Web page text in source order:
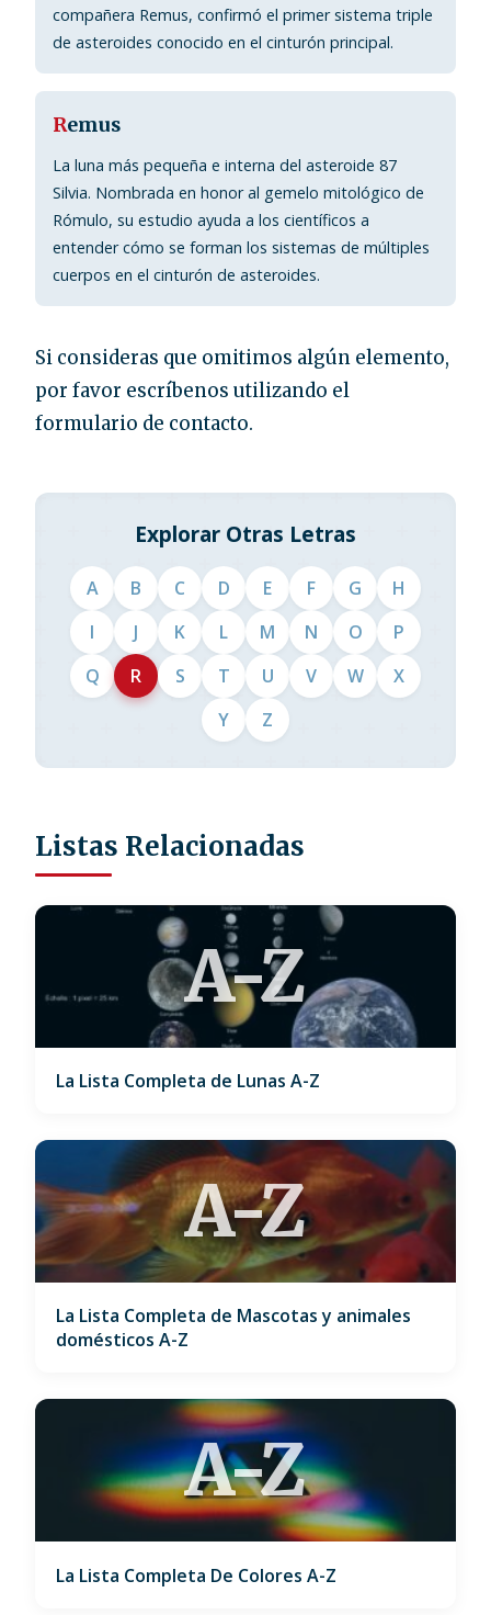
compañera Remus, confirmó el primer sistema triple
de asteroides conocido en el cinturón principal.
Remus
La luna más pequeña e interna del asteroide 87
Silvia. Nombrada en honor al gemelo mitológico de
Rómulo, su estudio ayuda a los científicos a
entender cómo se forman los sistemas de múltiples
cuerpos en el cinturón de asteroides.
Si consideras que omitimos algún elemento,
por favor escríbenos utilizando el
formulario de contacto.
Explorar Otras Letras
A B C D E F G
H
I
J K L M N O
P
Q
R S T U V W
X
Y
Z
Listas Relacionadas
A-Z
La Lista Completa de Lunas A-Z
A-Z
La Lista Completa de Mascotas y animales
domésticos A-Z
A-Z
La Lista Completa De Colores A-Z